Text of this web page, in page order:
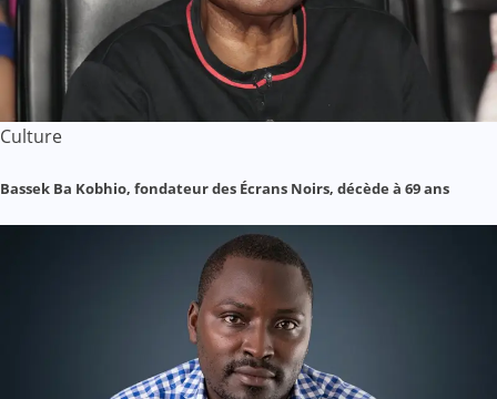
Culture
Bassek Ba Kobhio, fondateur des Écrans Noirs, décède à 69 ans